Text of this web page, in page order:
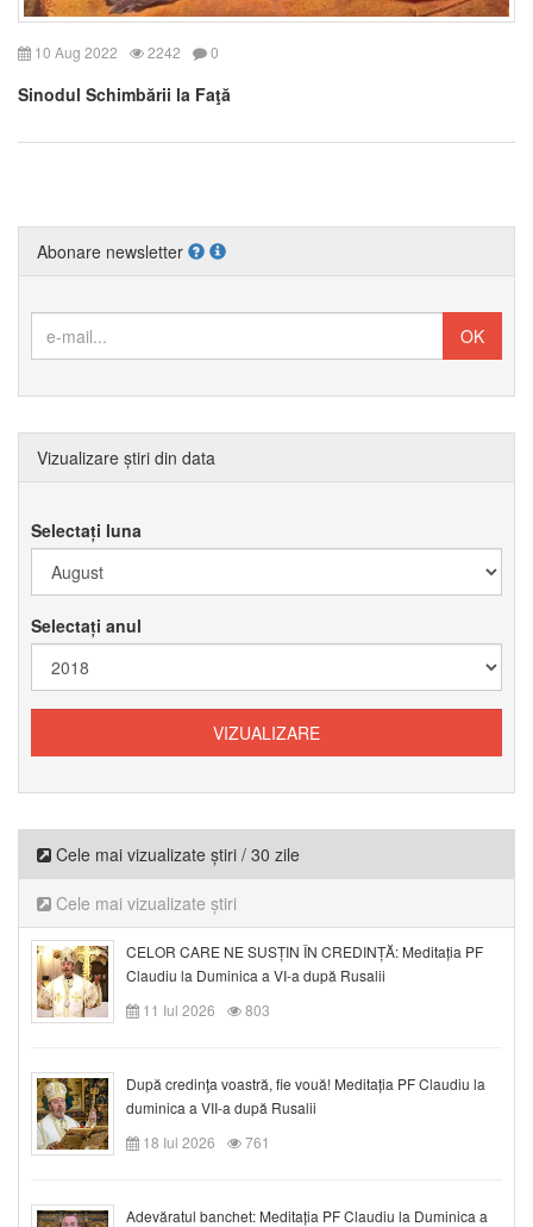
10 Aug 2022 2242 0
Sinodul Schimbării la Faţă
Abonare newsletter
Vizualizare știri din data
Selectați luna
Selectați anul
Cele mai vizualizate știri / 30 zile
Cele mai vizualizate știri
CELOR CARE NE SUSȚIN ÎN CREDINȚĂ: Meditația PF
Claudiu la Duminica a VI-a după Rusalii
11 Iul 2026
803
După credinţa voastră, fie vouă! Meditația PF Claudiu la
duminica a VII-a după Rusalii
18 Iul 2026
761
Adevăratul banchet: Meditația PF Claudiu la Duminica a